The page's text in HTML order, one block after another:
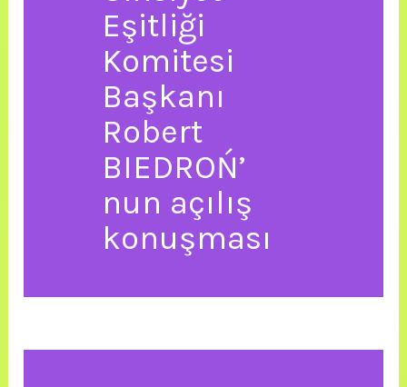
Eşitliği
Komitesi
Başkanı
Robert
BIEDROŃ’
nun açılış
konuşması